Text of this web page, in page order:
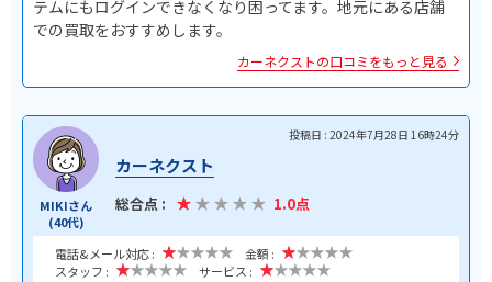
テムにもログインできなくなり困ってます。地元にある店舗
での買取をおすすめします。
カーネクストの口コミをもっと見る
投稿日 : 2024年7月28日 16時24分
MIKIさん
(40代)
カーネクスト
総合点 : 1.0点
電話&メール対応 :
金額 :
スタッフ :
サービス :